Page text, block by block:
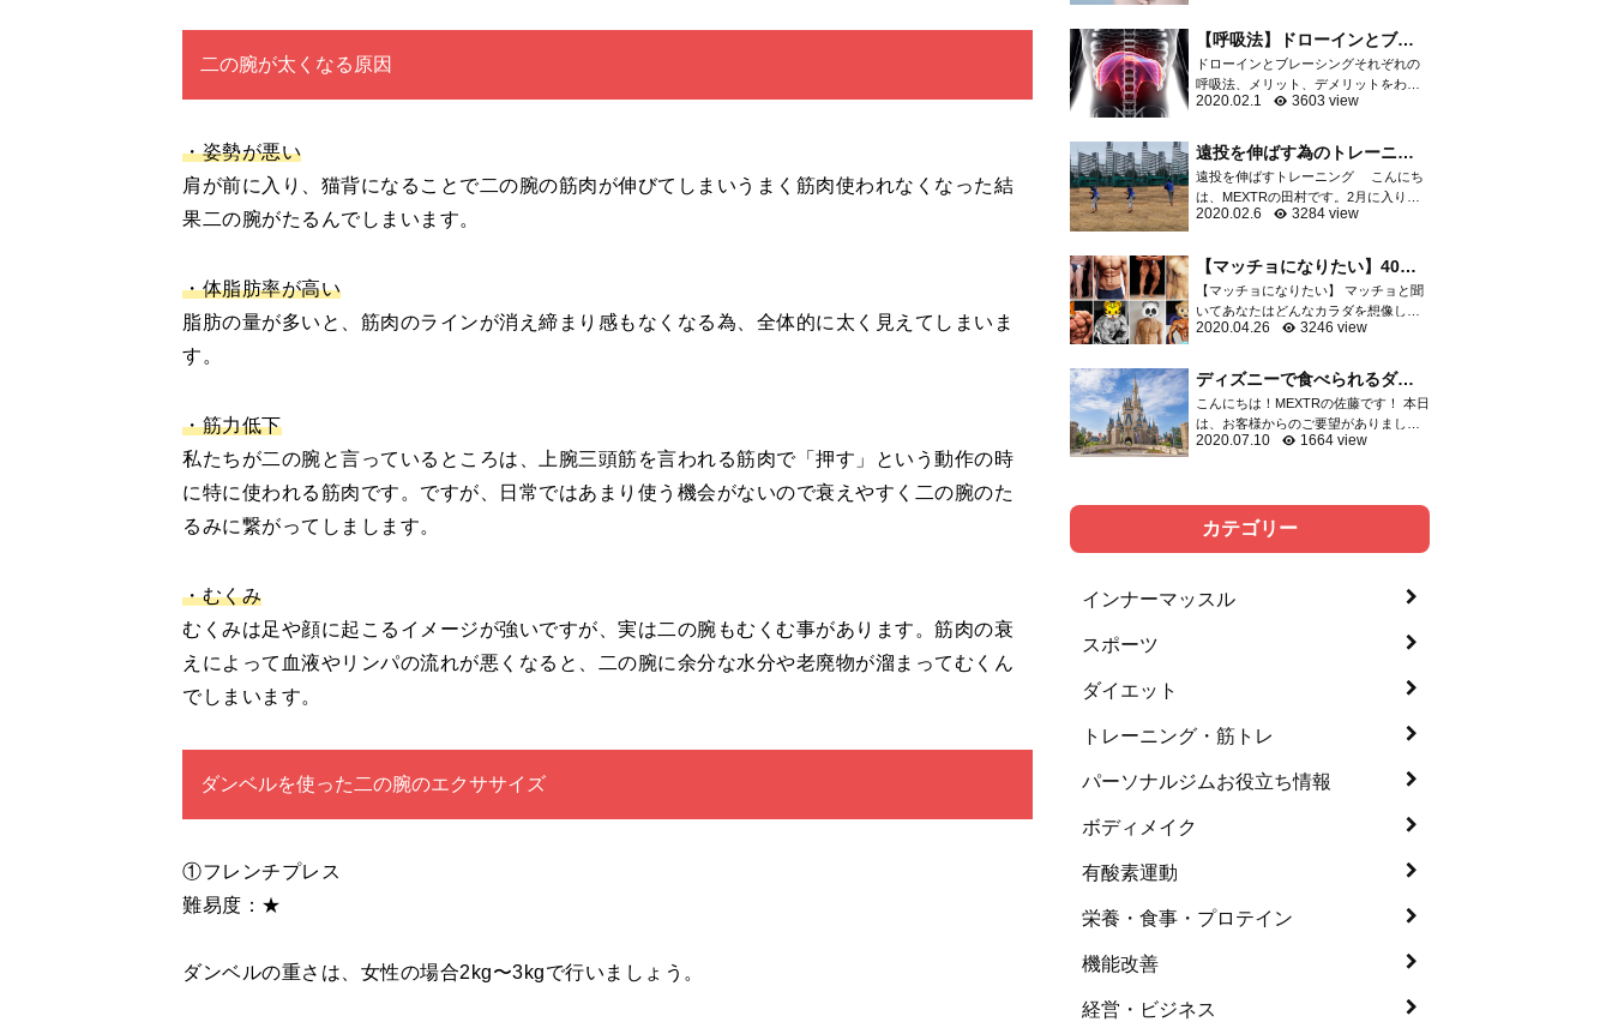
二の腕が太くなる原因
・姿勢が悪い
肩が前に入り、猫背になることで二の腕の筋肉が伸びてしまいうまく筋肉使われなくなった結
果二の腕がたるんでしまいます。
・体脂肪率が高い
脂肪の量が多いと、筋肉のラインが消え締まり感もなくなる為、全体的に太く見えてしまいま
す。
・筋力低下
私たちが二の腕と言っているところは、上腕三頭筋を言われる筋肉で「押す」という動作の時
に特に使われる筋肉です。ですが、日常ではあまり使う機会がないので衰えやすく二の腕のた
るみに繋がってしまします。
・むくみ
むくみは足や顔に起こるイメージが強いですが、実は二の腕もむくむ事があります。筋肉の衰
えによって血液やリンパの流れが悪くなると、二の腕に余分な水分や老廃物が溜まってむくん
でしまいます。
ダンベルを使った二の腕のエクササイズ
①フレンチプレス
難易度：★
ダンベルの重さは、女性の場合2kg〜3kgで行いましょう。
軟骨など膝関節を構成する重要な組織
が損傷し、スポーツ...
【呼吸法】ドローインとブレ
ーシングはどっちがいい
の？？
ドローインとブレーシングそれぞれの
呼吸法、メリット、デメリットをわか
りやすくご紹介 呼吸の方法としてよく
グ」運動指導者の中でも二極化して...
2020.02.1 3603 view
遠投を伸ばす為のトレーニン
グ
遠投を伸ばすトレーニング こんにち
は、MEXTRの田村です。2月に入りプ
ロ野球はキャンプインしましたね。選
今年も始まったなと感じてます。 突然
ですが、野球の...
2020.02.6 3284 view
【マッチョになりたい】40代
からでも遅くないマッチョに
なる方法
【マッチョになりたい】 マッチョと聞
いてあなたはどんなカラダを想像しま
すか？ 細マッチョ？マッチョ？ゴリマ
ようなゴリマッチョを想像するでしょ
う。 そしてトレ...
2020.04.26 3246 view
ディズニーで食べられるダイ
エット飯をご紹介！！
こんにちは！MEXTRの佐藤です！ 本日
は、お客様からのご要望がありました
ので、ディズニーで食べられるダイエ
がディズニーでのダ...
2020.07.10 1664 view
カテゴリー
インナーマッスル
スポーツ
ダイエット
トレーニング・筋トレ
パーソナルジムお役立ち情報
ボディメイク
有酸素運動
栄養・食事・プロテイン
機能改善
経営・ビジネス